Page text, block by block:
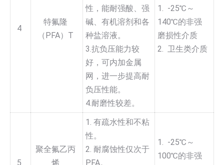
4
特氟隆
（PFA）T
性，能耐强酸、强
碱、有机溶剂和各
种盐溶液。
3.抗负压能力较
好，可内加金属
网，进一步提高耐
负压性能。
4.耐磨性较差。
1. -25℃～
140℃的非强
磨损性介质
2. 卫生类介质
5
聚全氟乙丙
烯
1. 有疏水性和不粘
性。
2. 耐腐蚀性仅次于
PFA。
1. -25℃～
100℃的非强